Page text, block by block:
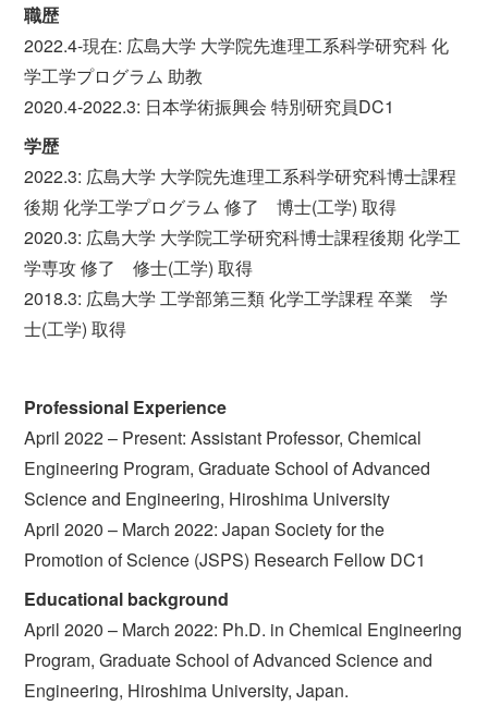
職歴
2022.4-現在: 広島大学 大学院先進理工系科学研究科 化
学工学プログラム 助教
2020.4-2022.3: 日本学術振興会 特別研究員DC1
学歴
2022.3: 広島大学 大学院先進理工系科学研究科博士課程
後期 化学工学プログラム 修了 博士(工学) 取得
2020.3: 広島大学 大学院工学研究科博士課程後期 化学工
学専攻 修了 修士(工学) 取得
2018.3: 広島大学 工学部第三類 化学工学課程 卒業 学
士(工学) 取得
Professional Experience
April 2022 – Present: Assistant Professor, Chemical
Engineering Program, Graduate School of Advanced
Science and Engineering, Hiroshima University
April 2020 – March 2022: Japan Society for the
Promotion of Science (JSPS) Research Fellow DC1
Educational background
April 2020 – March 2022: Ph.D. in Chemical Engineering
Program, Graduate School of Advanced Science and
Engineering, Hiroshima University, Japan.